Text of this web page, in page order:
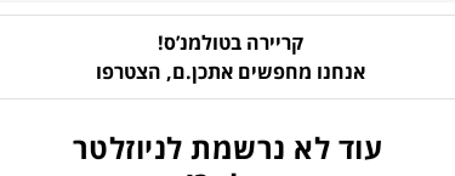
קריירה בטולמנ’ס!
אנחנו מחפשים אתכן.ם, הצטרפו
עוד לא נרשמת לניוזלטר